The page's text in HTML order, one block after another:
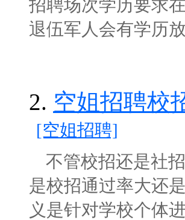
招聘场次学历要求
退伍军人会有学历
2. 空姐招聘校
[空姐招聘]
不管校招还是社
是校招通过率大还
义是针对学校个体